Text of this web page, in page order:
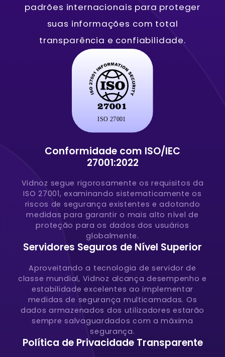
padrões internacionais para proteger
suas informações com total
transparência e confiabilidade.
Conformidade com ISO/IEC
27001:2022
Vidnoz segue rigorosamente os requisitos da
ISO 27001, examinando sistematicamente os
riscos de segurança existentes e adotando
medidas para garantir o mais alto nível de
proteção para os dados dos usuários
globalmente.
Servidores Seguros de Nível Superior
Aproveitando a tecnologia de servidor de
classe mundial, Vidnoz alcança desempenho e
estabilidade excelentes ao implementar
medidas de segurança multicamadas. Os
dados armazenados dos utilizadores estarão
sempre salvaguardados com a máxima
segurança.
Política de Privacidade Transparente